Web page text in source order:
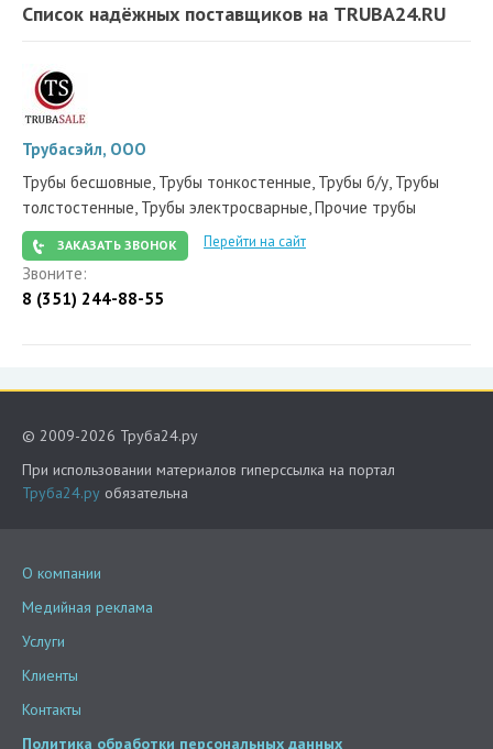
Список надёжных поставщиков на TRUBA24.RU
Трубасэйл, ООО
Трубы бесшовные, Трубы тонкостенные, Трубы б/у, Трубы
толстостенные, Трубы электросварные, Прочие трубы
ЗАКАЗАТЬ ЗВОНОК Перейти на сайт
Звоните:
8 (351) 244-88-55
© 2009-2026 Труба24.ру
При использовании материалов гиперссылка на портал
Труба24.ру обязательна
О компании
Медийная реклама
Услуги
Клиенты
Контакты
Политика обработки персональных данных